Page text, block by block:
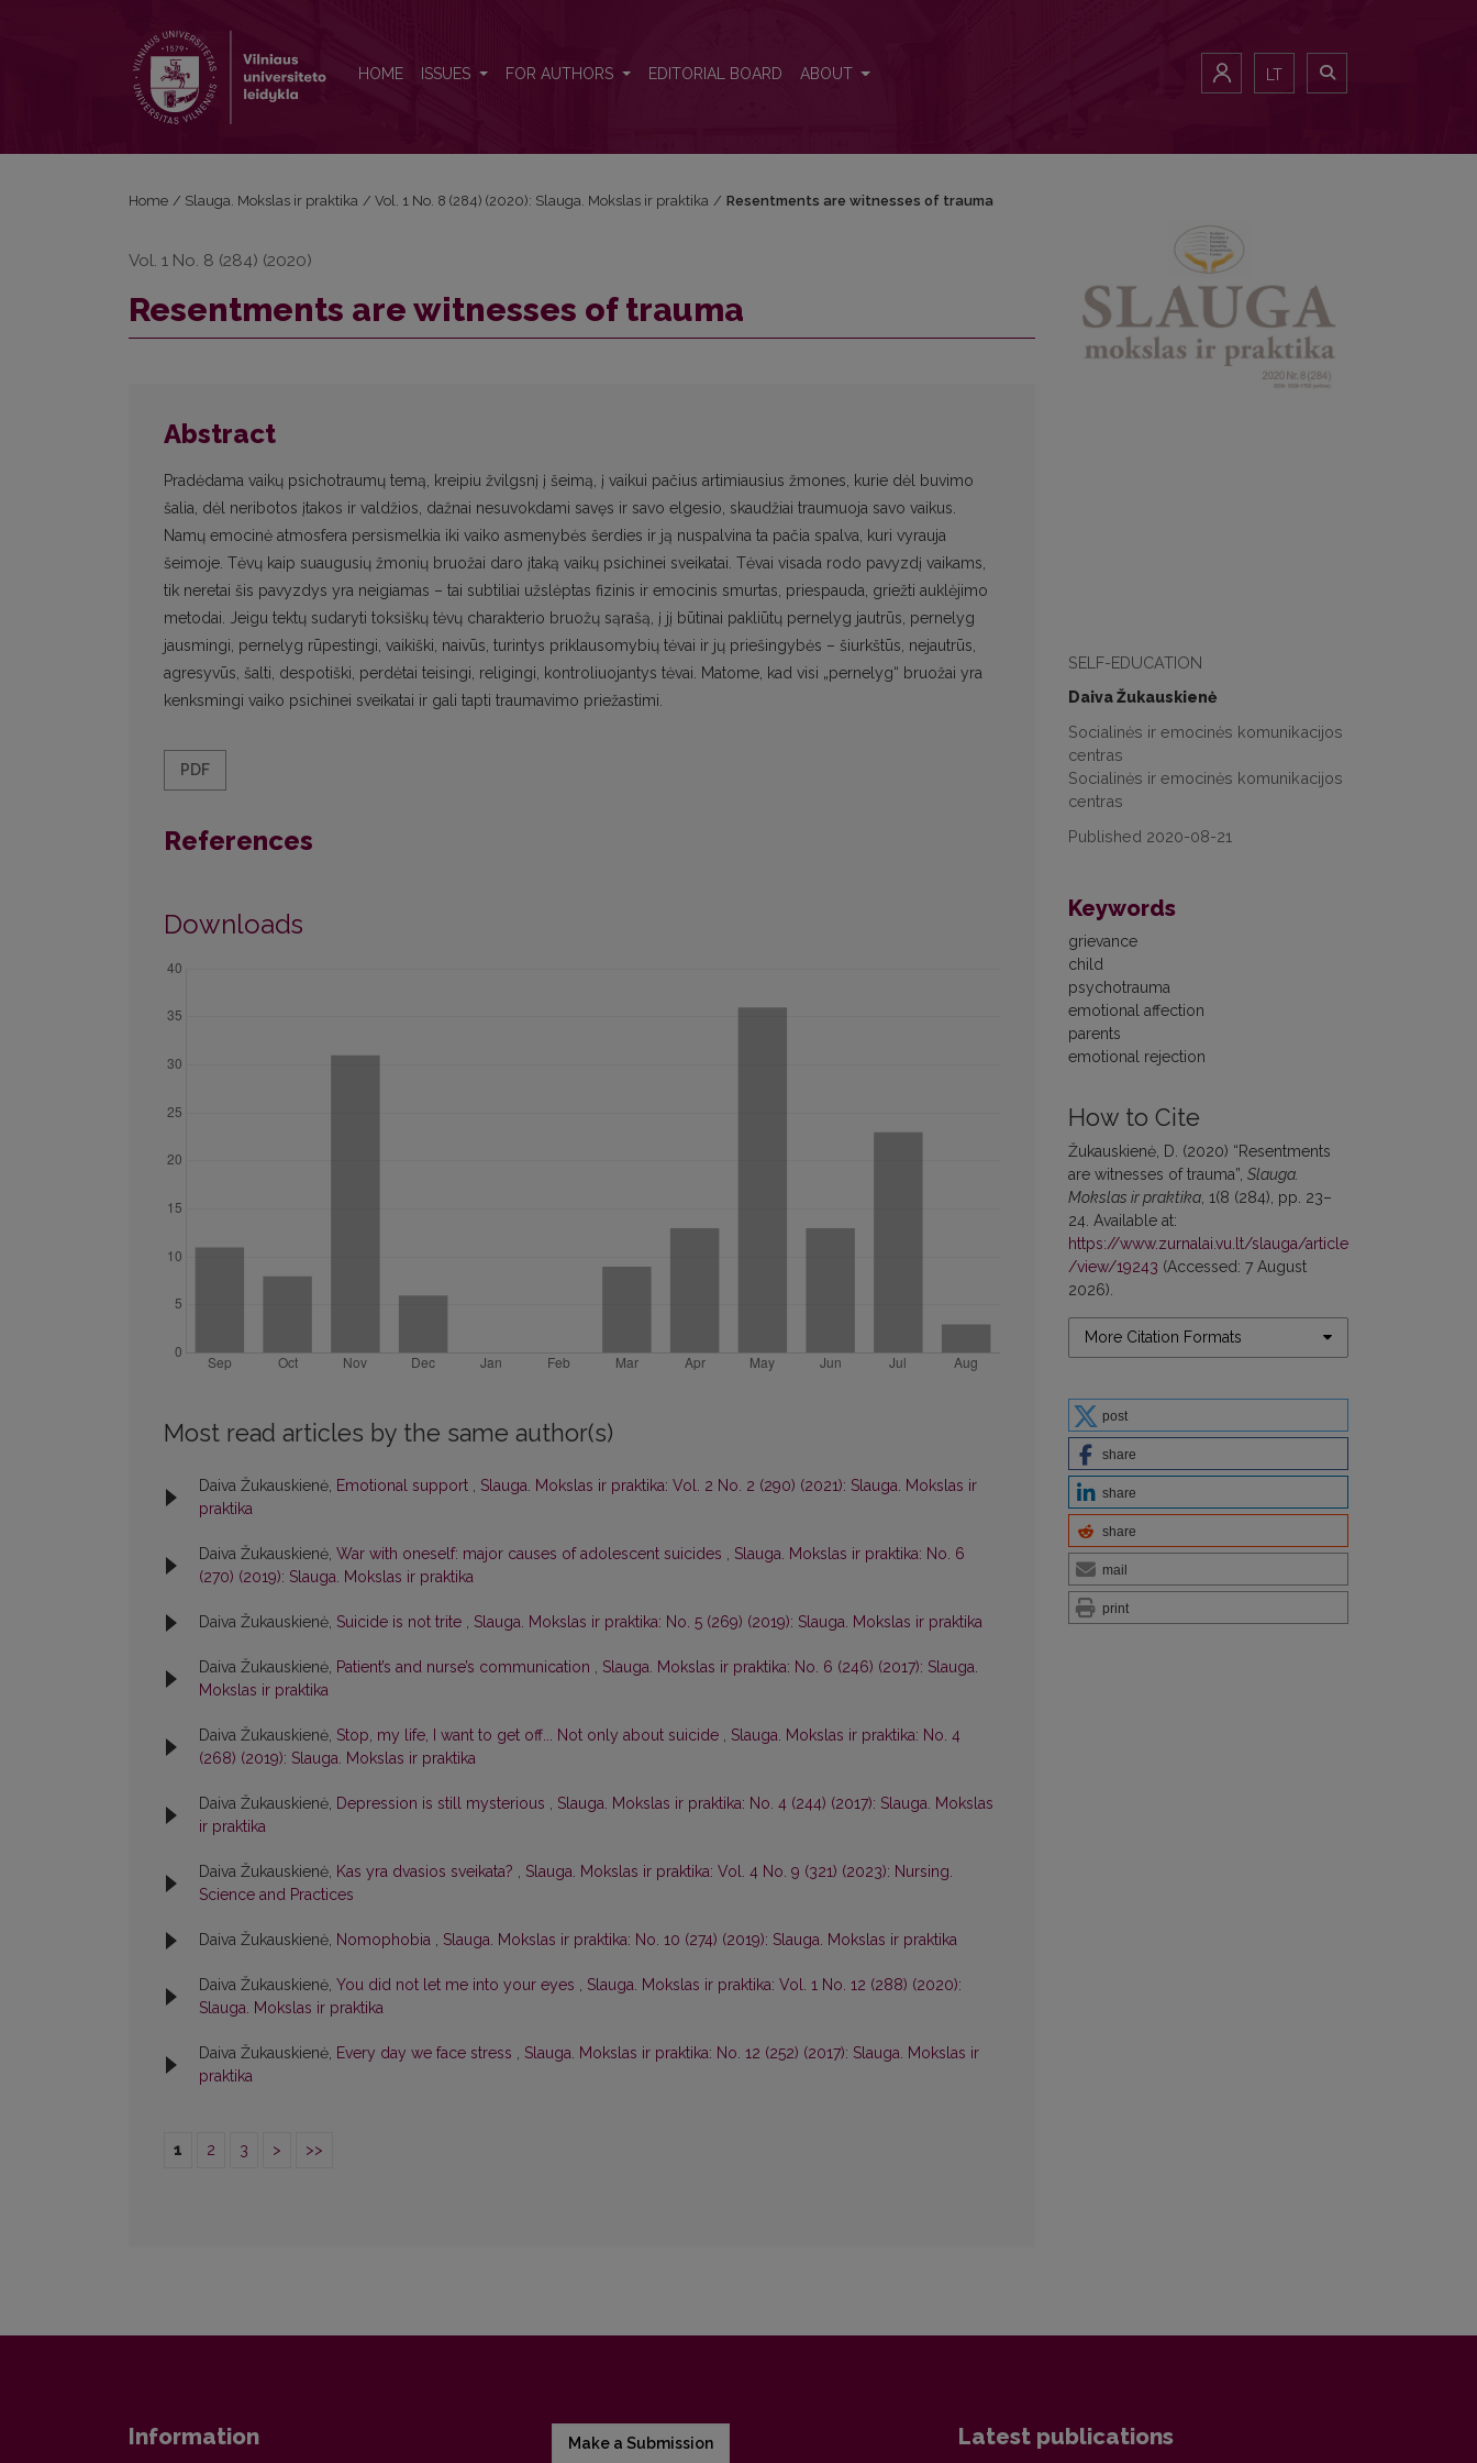
HOME ISSUES FOR AUTHORS EDITORIAL BOARD ABOUT LT
SELF-EDUCATION
Daiva Žukauskienė
Socialinės ir emocinės komunikacijos
centras
Socialinės ir emocinės komunikacijos
centras
Published 2020-08-21
Keywords
grievance
child
psychotrauma
emotional affection
parents
emotional rejection
How to Cite
Žukauskienė, D. (2020) “Resentments
are witnesses of trauma”, Slauga.
Mokslas ir praktika , 1(8 (284), pp. 23–
24. Available at:
https://www.zurnalai.vu.lt/slauga/article
/view/19243 (Accessed: 7 August
2026).
More Citation Formats
post
share
share
share
mail
print
Home / Slauga. Mokslas ir praktika / Vol. 1 No. 8 (284) (2020): Slauga. Mokslas ir praktika / Resentments are witnesses of trauma
Vol. 1 No. 8 (284) (2020)
Resentments are witnesses of trauma
Abstract
Pradėdama vaikų psichotraumų temą, kreipiu žvilgsnį į šeimą, į vaikui pačius artimiausius žmones, kurie dėl buvimo
šalia, dėl neribotos įtakos ir valdžios, dažnai nesuvokdami savęs ir savo elgesio, skaudžiai traumuoja savo vaikus.
Namų emocinė atmosfera persismelkia iki vaiko asmenybės šerdies ir ją nuspalvina ta pačia spalva, kuri vyrauja
šeimoje. Tėvų kaip suaugusių žmonių bruožai daro įtaką vaikų psichinei sveikatai. Tėvai visada rodo pavyzdį vaikams,
tik neretai šis pavyzdys yra neigiamas – tai subtiliai užslėptas fizinis ir emocinis smurtas, priespauda, griežti auklėjimo
metodai. Jeigu tektų sudaryti toksiškų tėvų charakterio bruožų sąrašą, į jį būtinai pakliūtų pernelyg jautrūs, pernelyg
jausmingi, pernelyg rūpestingi, vaikiški, naivūs, turintys priklausomybių tėvai ir jų priešingybės – šiurkštūs, nejautrūs,
agresyvūs, šalti, despotiški, perdėtai teisingi, religingi, kontroliuojantys tėvai. Matome, kad visi „pernelyg“ bruožai yra
kenksmingi vaiko psichinei sveikatai ir gali tapti traumavimo priežastimi.
PDF
References
Downloads
Most read articles by the same author(s)
Daiva Žukauskienė, Emotional support , Slauga. Mokslas ir praktika: Vol. 2 No. 2 (290) (2021): Slauga. Mokslas ir
praktika
Daiva Žukauskienė, War with oneself: major causes of adolescent suicides , Slauga. Mokslas ir praktika: No. 6
(270) (2019): Slauga. Mokslas ir praktika
Daiva Žukauskienė, Suicide is not trite , Slauga. Mokslas ir praktika: No. 5 (269) (2019): Slauga. Mokslas ir praktika
Daiva Žukauskienė, Patient’s and nurse’s communication , Slauga. Mokslas ir praktika: No. 6 (246) (2017): Slauga.
Mokslas ir praktika
Daiva Žukauskienė, Stop, my life, I want to get off... Not only about suicide , Slauga. Mokslas ir praktika: No. 4
(268) (2019): Slauga. Mokslas ir praktika
Daiva Žukauskienė, Depression is still mysterious , Slauga. Mokslas ir praktika: No. 4 (244) (2017): Slauga. Mokslas
ir praktika
Daiva Žukauskienė, Kas yra dvasios sveikata? , Slauga. Mokslas ir praktika: Vol. 4 No. 9 (321) (2023): Nursing.
Science and Practices
Daiva Žukauskienė, Nomophobia , Slauga. Mokslas ir praktika: No. 10 (274) (2019): Slauga. Mokslas ir praktika
Daiva Žukauskienė, You did not let me into your eyes , Slauga. Mokslas ir praktika: Vol. 1 No. 12 (288) (2020):
Slauga. Mokslas ir praktika
Daiva Žukauskienė, Every day we face stress , Slauga. Mokslas ir praktika: No. 12 (252) (2017): Slauga. Mokslas ir
praktika
1 2 3 > >>
Information Make a Submission Latest publications